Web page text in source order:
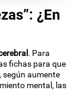
¿En
. Para
fichas para que
según aumente
mental, las